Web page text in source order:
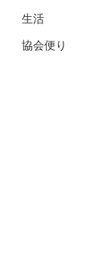
生活
協会便り